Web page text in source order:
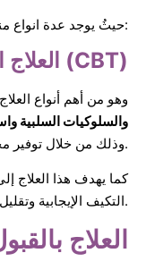
حيثُ يوجد عدة انواع منه تتضمن ما يلي:
العلاج السلوكي المعرفي (CBT)
وهو من أهم أنواع
والسلوكيات السلبية
وذلك من خلال توفير مجموعة متنوعة من التقنيات.
كما يهدف هذا العلاج
التكيف الإيجابية وتقليل الحوافز الجنسية غير المرغوب فيها.
العلاج